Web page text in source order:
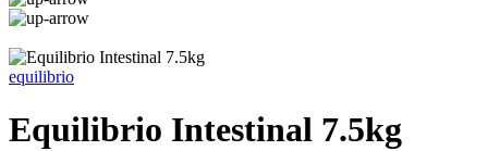
equilibrio
Equilibrio Intestinal 7.5kg